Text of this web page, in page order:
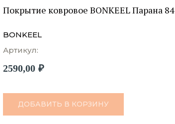
Покрытие ковровое BONKEEL Парана 84
BONKEEL
Артикул:
2590,00 ₽
ДОБАВИТЬ В КОРЗИНУ